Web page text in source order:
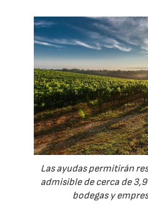
Las ayudas permitirán
admisible de cerca de
bodegas y